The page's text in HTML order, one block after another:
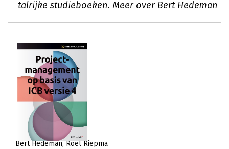
talrijke studieboeken. Meer over Bert Hedeman
Bert Hedeman Roel Riepma